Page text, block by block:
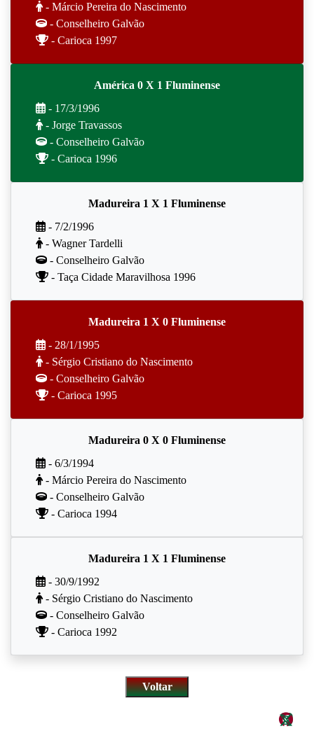
- Márcio Pereira do Nascimento
- Conselheiro Galvão
- Carioca 1997
América 0 X 1 Fluminense
- 17/3/1996
- Jorge Travassos
- Conselheiro Galvão
- Carioca 1996
Madureira 1 X 1 Fluminense
- 7/2/1996
- Wagner Tardelli
- Conselheiro Galvão
- Taça Cidade Maravilhosa 1996
Madureira 1 X 0 Fluminense
- 28/1/1995
- Sérgio Cristiano do Nascimento
- Conselheiro Galvão
- Carioca 1995
Madureira 0 X 0 Fluminense
- 6/3/1994
- Márcio Pereira do Nascimento
- Conselheiro Galvão
- Carioca 1994
Madureira 1 X 1 Fluminense
- 30/9/1992
- Sérgio Cristiano do Nascimento
- Conselheiro Galvão
- Carioca 1992